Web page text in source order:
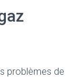
problèmes de